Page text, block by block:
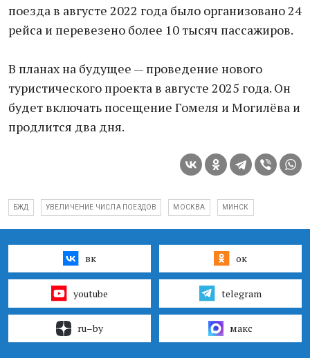
поезда в августе 2022 года было организовано 24
рейса и перевезено более 10 тысяч пассажиров.
В планах на будущее — проведение нового
туристического проекта в августе 2025 года. Он
будет включать посещение Гомеля и Могилёва и
продлится два дня.
БЖД УВЕЛИЧЕНИЕ ЧИСЛА ПОЕЗДОВ МОСКВА МИНСК
вк ок
youtube telegram
ru–by макс